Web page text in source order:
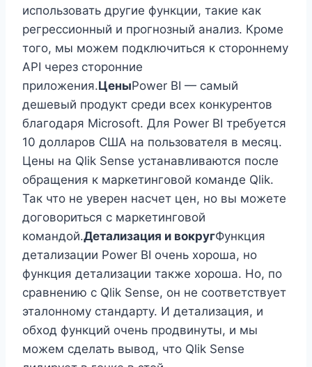
использовать другие функции, такие как
регрессионный и прогнозный анализ. Кроме
того, мы можем подключиться к стороннему
API через сторонние
приложения.ЦеныPower BI — самый
дешевый продукт среди всех конкурентов
благодаря Microsoft. Для Power BI требуется
10 долларов США на пользователя в месяц.
Цены на Qlik Sense устанавливаются после
обращения к маркетинговой команде Qlik.
Так что не уверен насчет цен, но вы можете
договориться с маркетинговой
командой.Детализация и вокругФункция
детализации Power BI очень хороша, но
функция детализации также хороша. Но, по
сравнению с Qlik Sense, он не соответствует
эталонному стандарту. И детализация, и
обход функций очень продвинуты, и мы
можем сделать вывод, что Qlik Sense